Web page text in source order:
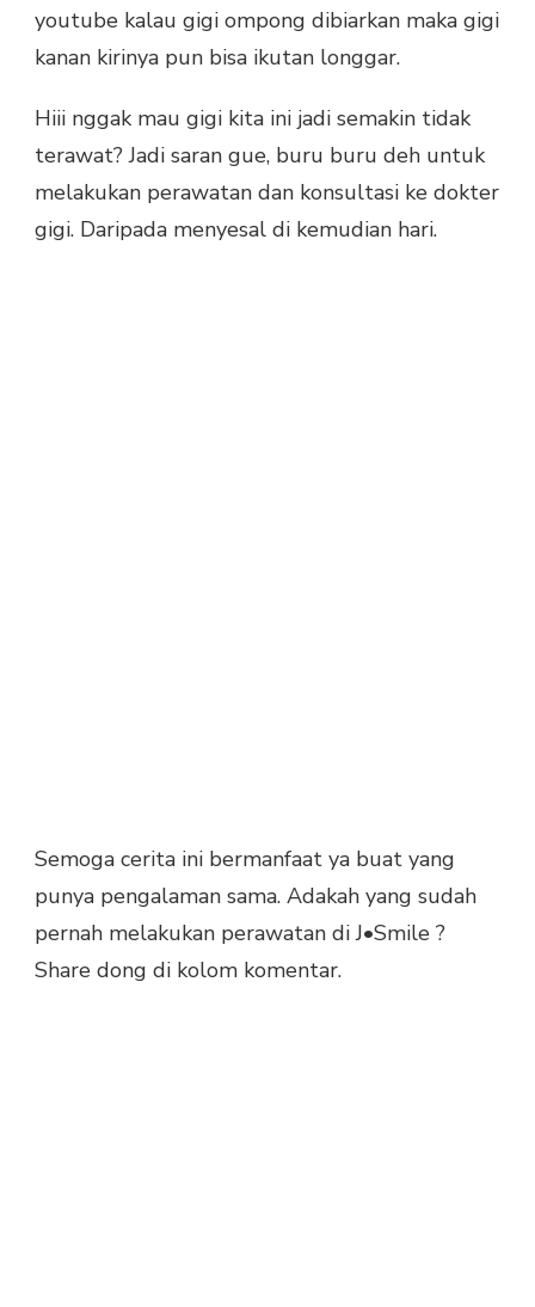
youtube kalau gigi ompong dibiarkan maka gigi
kanan kirinya pun bisa ikutan longgar.
Hiii nggak mau gigi kita ini jadi semakin tidak
terawat? Jadi saran gue, buru buru deh untuk
melakukan perawatan dan konsultasi ke dokter
gigi. Daripada menyesal di kemudian hari.
Semoga cerita ini bermanfaat ya buat yang
punya pengalaman sama. Adakah yang sudah
pernah melakukan perawatan di J•Smile ?
Share dong di kolom komentar.